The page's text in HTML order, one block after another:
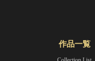
作品一覧